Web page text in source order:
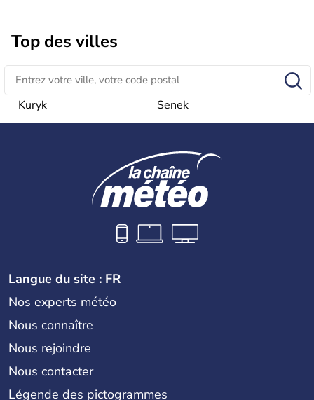
Top des villes
Kuryk Senek
Langue du site : FR
Nos experts météo
Nous connaître
Nous rejoindre
Nous contacter
Légende des pictogrammes